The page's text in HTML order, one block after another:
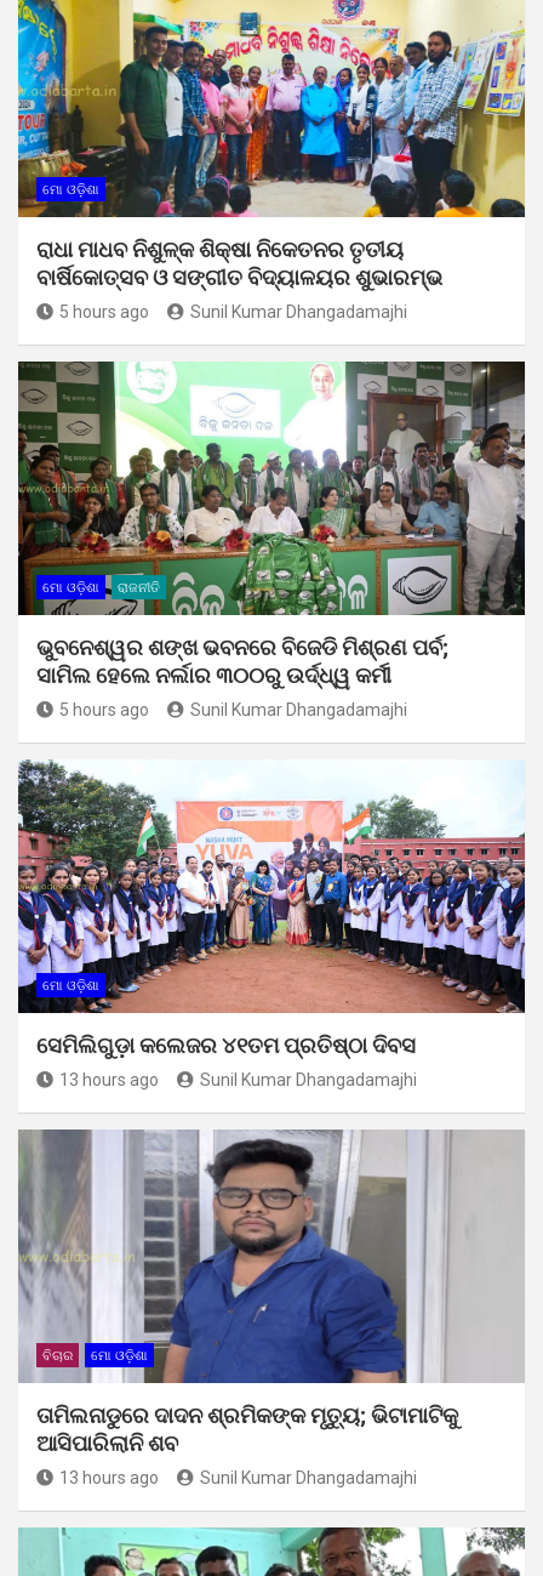
ମୋ ଓଡ଼ିଶା
ରାଧା ମାଧବ ନିଶୁଳ୍କ ଶିକ୍ଷା ନିକେତନର ତୃତୀୟ
ବାର୍ଷିକୋତ୍ସବ ଓ ସଙ୍ଗୀତ ବିଦ୍ୟାଳୟର ଶୁଭାରମ୍ଭ
5 hours ago Sunil Kumar Dhangadamajhi
ମୋ ଓଡ଼ିଶା ରାଜନୀତି
ଭୁବନେଶ୍ୱର ଶଙ୍ଖ ଭବନରେ ବିଜେଡି ମିଶ୍ରଣ ପର୍ବ;
ସାମିଲ ହେଲେ ନର୍ଲାର ୩୦୦ରୁ ଉର୍ଦ୍ଧ୍ୱ କର୍ମୀ
5 hours ago Sunil Kumar Dhangadamajhi
ମୋ ଓଡ଼ିଶା
ସେମିଲିଗୁଡ଼ା କଲେଜର ୪୧ତମ ପ୍ରତିଷ୍ଠା ଦିବସ
13 hours ago Sunil Kumar Dhangadamajhi
ବିଚାର ମୋ ଓଡ଼ିଶା
ତାମିଲନାଡୁରେ ଦାଦନ ଶ୍ରମିକଙ୍କ ମୃତ୍ୟୁ; ଭିଟାମାଟିକୁ
ଆସିପାରିଲାନି ଶବ
13 hours ago Sunil Kumar Dhangadamajhi